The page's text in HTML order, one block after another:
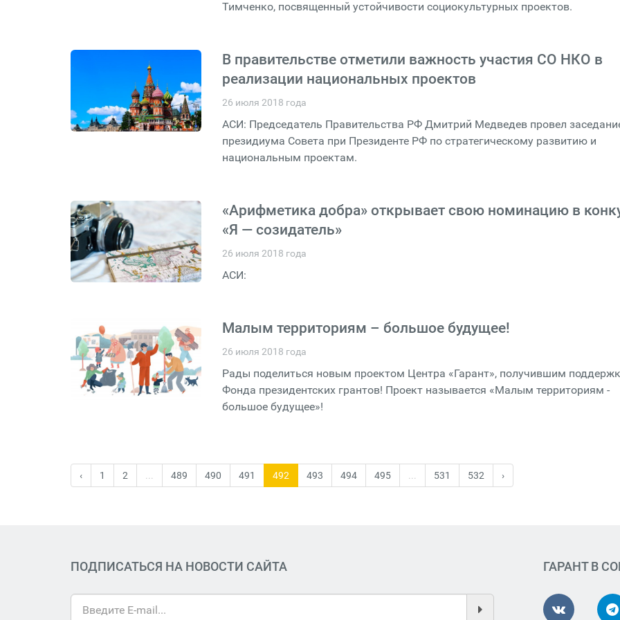
Тимченко, посвященный устойчивости социокультурных проектов.
В правительстве отметили важность участия СО НКО в
реализации национальных проектов
26 июля 2018 года
АСИ: Председатель Правительства РФ Дмитрий Медведев провел
президиума Совета при Президенте РФ по стратегическому развитию и
национальным проектам.
«Арифметика добра» открывает свою номинацию в
«Я — созидатель»
26 июля 2018 года
АСИ:
Малым территориям – большое будущее!
26 июля 2018 года
Рады поделиться новым проектом Центра «Гарант», получившим
Фонда президентских грантов! Проект называется «Малым территориям -
большое будущее»!
‹ 1 2 489 490 491 492 493 494 495 531 532 ›
ПОДПИСАТЬСЯ НА НОВОСТИ САЙТА ГАРАНТ В